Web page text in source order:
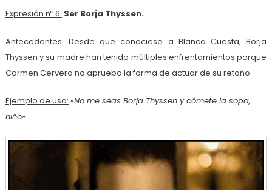
Expresión nº 6: Ser Borja Thyssen.
Antecedentes: Desde que conociese a Blanca Cuesta, Borja
Thyssen y su madre han tenido múltiples enfrentamientos porque
Carmen Cervera no aprueba la forma de actuar de su retoño.
Ejemplo de uso: «No me seas Borja Thyssen y cómete la sopa,
niño».